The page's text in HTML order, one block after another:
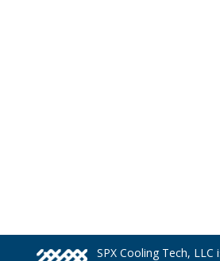
SPX Cooling Tech,